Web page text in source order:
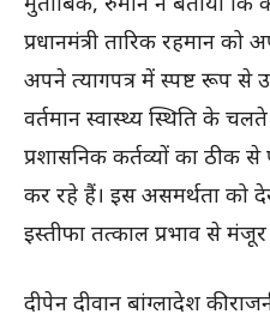
प्रधानमंत्री तारिक रहमान को
अपने त्यागपत्र में स्पष्ट रूप
वर्तमान स्वास्थ्य स्थिति के
प्रशासनिक कर्तव्यों का ठीक
कर रहे हैं। इस असमर्थता को
इस्तीफा तत्काल प्रभाव से
दीपेन दीवान बांग्लादेश की